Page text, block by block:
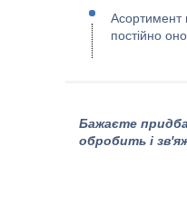
Асортимент
постійно
Бажаєте
обробить і